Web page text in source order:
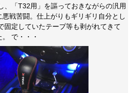
、「T32用」を謳っておきながらの汎用
戦苦闘。仕上がりもギリギリ自分とし
固定していたテープ等も剥がれてきて
で・・・